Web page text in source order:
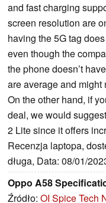
and fast charging
screen resolution are
having the 5G tag
even though the
the phone doesn’t
are average and
On the other hand, if
deal, we would
2 Lite since it offers
Recenzja laptopa,
długa, Data: 08/01/
Oppo A58
Źródło: OI Spice Tech